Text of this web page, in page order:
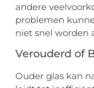
andere
problemen
niet snel worden
Verouderd of
Ouder glas kan